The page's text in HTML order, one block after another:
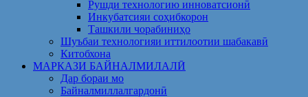
Рушди технологию инноватсионӣ
Инкубатсияи соҳибкорон
Ташкили чорабиниҳо
Шуъбаи технологияи иттилоотии шабакавӣ
Китобхона
МАРКАЗИ БАЙНАЛМИЛАЛӢ
Дар бораи мо
Байналмиллалгардонӣ